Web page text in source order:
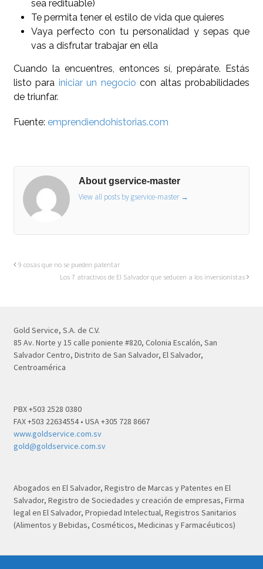
sea redituable)
Te permita tener el estilo de vida que quieres
Vaya perfecto con tu personalidad y sepas que
vas a disfrutar trabajar en ella
Cuando la encuentres, entonces sí, prepárate. Estás
listo para iniciar un negocio con altas probabilidades
de triunfar.
Fuente: emprendiendohistorias.com
About gservice-master
View all posts by gservice-master →
9 cosas que no se pueden patentar
Los 7 atractivos de El Salvador que seducen a los inversionistas
Gold Service, S.A. de C.V.
85 Av. Norte y 15 calle poniente #820, Colonia Escalón, San
Salvador Centro, Distrito de San Salvador, El Salvador,
Centroamérica
PBX +503 2528 0380
FAX +503 22634554 • USA +305 728 8667
www.goldservice.com.sv
gold@goldservice.com.sv
Abogados en El Salvador, Registro de Marcas y Patentes en El
Salvador, Registro de Sociedades y creación de empresas, Firma
legal en El Salvador, Propiedad Intelectual, Registros Sanitarios
(Alimentos y Bebidas, Cosméticos, Medicinas y Farmacéuticos)